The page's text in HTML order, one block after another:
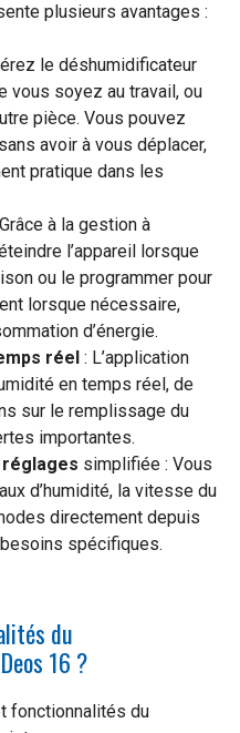
plusieurs avantages :
le déshumidificateur
vous soyez au travail, ou
pièce. Vous pouvez
avoir à vous déplacer,
pratique dans les
à la gestion à
l’appareil lorsque
ou le programmer pour
lorsque nécessaire,
d’énergie.
réel : L’application
en temps réel, de
sur le remplissage du
importantes.
simplifiée : Vous
d’humidité, la vitesse du
directement depuis
spécifiques.
du
16 ?
fonctionnalités du